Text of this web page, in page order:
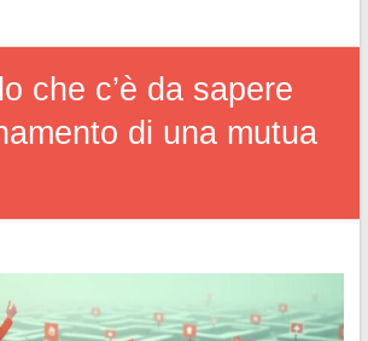
che c’è da sapere
di una mutua